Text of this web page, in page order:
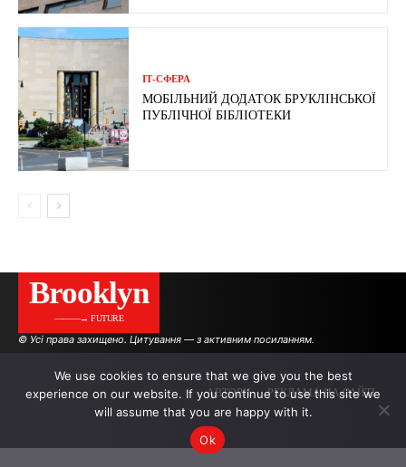
ІТ-СФЕРА
МОБІЛЬНИЙ ДОДАТОК БРУКЛІНСЬКОЇ
ПУБЛІЧНОЇ БІБЛІОТЕКИ
Brooklyn
———→ FUTURE
© Усі права захищено. Цитування — з активним посиланням.
АВТОРИ РЕКЛАМА НА САЙТІ
We use cookies to ensure that we give you the best
experience on our website. If you continue to use this site we
will assume that you are happy with it.
Ok